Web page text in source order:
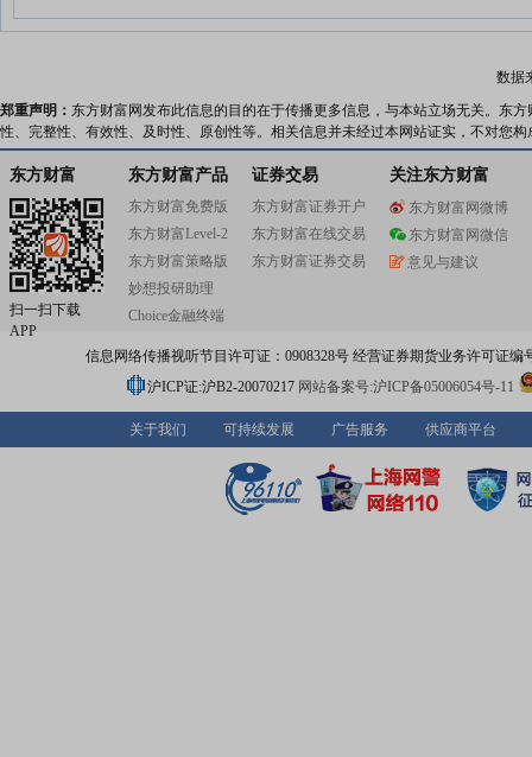
数据
郑重声明： 东方财富网发布此信息的目的在于传播更多信息，与本站立场无关。东
性、完整性、有效性、及时性、原创性等。相关信息并未经过本网站证实，不对您
东方财富
扫一扫下载
APP
东方财富产品
东方财富免费版
东方财富Level-2
东方财富策略版
妙想投研助理
Choice金融终端
证券交易
东方财富证券开户
东方财富在线交易
东方财富证券交易
关注东方财富
东方财富网微博
东方财富网微信
意见与建议
信息网络传播视听节目许可证：0908328号 经营证券期货业务许可证编
沪ICP证:沪B2-20070217 网站备案号:沪ICP备05006054号-11
关于我们 可持续发展 广告服务 供应商平台